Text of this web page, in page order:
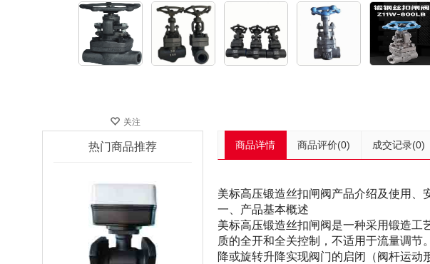
关注
商品详情 商品评价(0) 成交记录(0)
美标高压锻造丝扣闸阀产品介绍及使用、
一、产品基本概述
美标高压锻造丝扣闸阀是一种采用锻造
质的全开和全关控制，不适用于流量调
降或旋转升降实现阀门的启闭（阀杆运动
热门商品推荐